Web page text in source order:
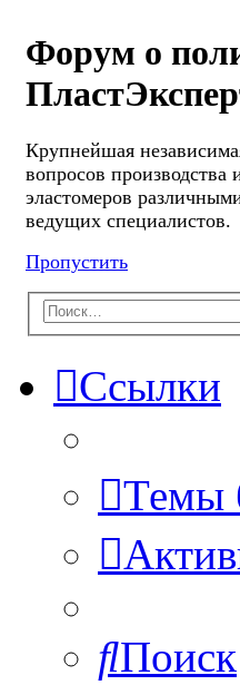
Форум о
Крупнейшая
вопросов производства
эластомеров
ведущих специалистов.
Пропустить
Ссылки
Темы
Поиск